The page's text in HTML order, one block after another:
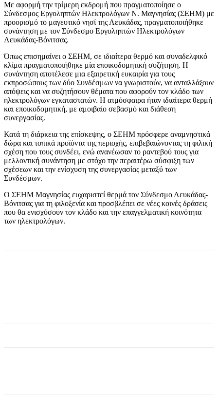
Με αφορμή την τρίμερη εκδρομή που πραγματοποίησε ο
Σύνδεσμος Εργοληπτών Ηλεκτρολόγων Ν. Μαγνησίας (ΣΕΗΜ) με
προορισμό το μαγευτικό νησί της Λευκάδας, πραγματοποιήθηκε
συνάντηση με τον Σύνδεσμο Εργοληπτών Ηλεκτρολόγων
Λευκάδας-Βόνιτσας.
Όπως επισημαίνει ο ΣΕΗΜ, σε ιδιαίτερα θερμό και συναδελφικό
κλίμα πραγματοποιήθηκε μία εποικοδομητική συζήτηση. Η
συνάντηση αποτέλεσε μια εξαιρετική ευκαιρία για τους
εκπροσώπους των δύο Συνδέσμων να γνωριστούν, να ανταλλάξουν
απόψεις και να συζητήσουν θέματα που αφορούν τον κλάδο των
ηλεκτρολόγων εγκαταστατών. Η ατμόσφαιρα ήταν ιδιαίτερα θερμή
και εποικοδομητική, με αμοιβαίο σεβασμό και διάθεση
συνεργασίας.
Κατά τη διάρκεια της επίσκεψης, ο ΣΕΗΜ πρόσφερε αναμνηστικά
δώρα και τοπικά προϊόντα της περιοχής, επιβεβαιώνοντας τη φιλική
σχέση που τους συνδέει, ενώ ανανέωσαν το ραντεβού τους για
μελλοντική συνάντηση με στόχο την περαιτέρω σύσφιξη των
σχέσεων και την ενίσχυση της συνεργασίας μεταξύ των
Συνδέσμων.
Ο ΣΕΗΜ Μαγνησίας ευχαριστεί θερμά τον Σύνδεσμο Λευκάδας-
Βόνιτσας για τη φιλοξενία και προσβλέπει σε νέες κοινές δράσεις
που θα ενισχύσουν τον κλάδο και την επαγγελματική κοινότητα
των ηλεκτρολόγων.